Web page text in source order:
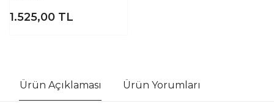
1.525,00 TL
Ürün Açıklaması Ürün Yorumları